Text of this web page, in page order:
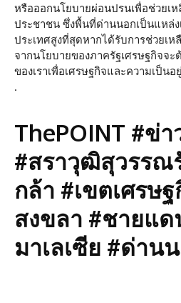
หรือออกนโยบายผ่อนปรนเพื่อช่วยเ
ประชาชน ซึ่งพื้นที่ด่านนอกเป็นแหล่
ประเทศสูงที่สุดหากได้รับการช่วยเ
จากนโยบายของภาครัฐเศรษฐกิจจะ
ของเราเพื่อเศรษฐกิจและความเป็น
.
ThePOINT #ข่า
#สราวุฒิสุวรรณ
กล้า #เขตเศรษ
สงขลา #ชายแด
มาเลเซีย #ด่าน